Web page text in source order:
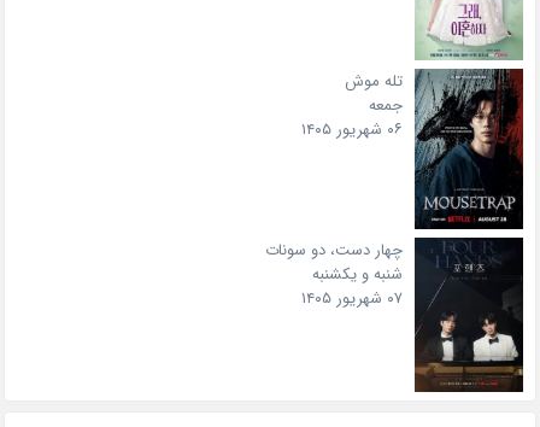
تله موش
جمعه
۰۶ شهریور ۱۴۰۵
چهار دست، دو سونات
شنبه و یکشنبه
۰۷ شهریور ۱۴۰۵